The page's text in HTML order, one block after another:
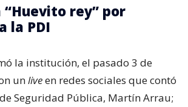
“Huevito rey” por
la PDI
la institución, el pasado 3 de
unliveen redes sociales que contó
Seguridad Pública, Martín Arrau;